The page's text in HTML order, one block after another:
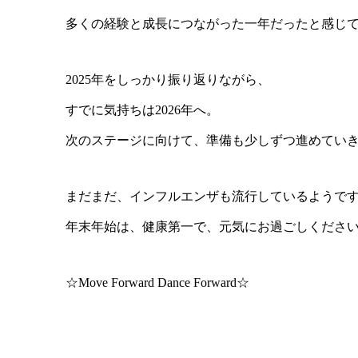
多くの経験と成長につながった一年だったと感じて
2025年をしっかり振り返りながら、
すでに気持ちは2026年へ。
次のステージに向けて、準備も少しずつ進めていき
まだまだ、インフルエンザも流行しているようです
年末年始は、健康第一で、元気にお過ごしください
☆Move Forward Dance Forward☆